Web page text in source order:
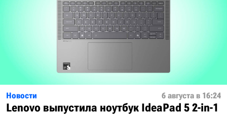
Новости 6 августа в 16:24
Lenovo выпустила ноутбук IdeaPad 5 2-in-1